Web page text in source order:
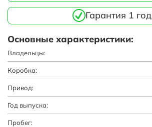
Гарантия 1 год
Основные характеристики:
Владельцы:
Коробка:
Привод:
Год выпуска:
Пробег: